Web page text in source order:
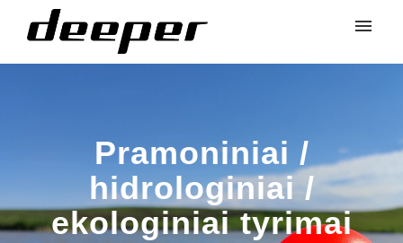
Pramoniniai /
hidrologiniai /
ekologiniai tyrimai